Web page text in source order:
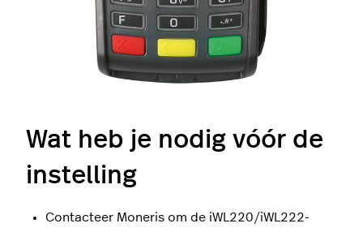
Wat heb je nodig vóór de
instelling
Contacteer Moneris om de iWL220/iWL222-